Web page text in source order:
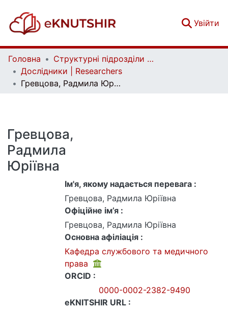
Увійти
Головна
Структурні підрозділи Київського національного університету імені Тараса Шевченка та Організації | Faculties, Institutes and Departments of Taras Shevchenko National University of Kyiv and Organizations
Дослідники | Researchers
Гревцова, Радмила Юріївна
Гревцова,
Радмила
Юріївна
Ім'я, якому надається перевага :
Гревцова, Радмила Юріївна
Офіційне ім’я :
Гревцова, Радмила Юріївна
Основна афіліація :
Кафедра службового та медичного
права
ORCID :
0000-0002-2382-9490
eKNITSHIR URL :